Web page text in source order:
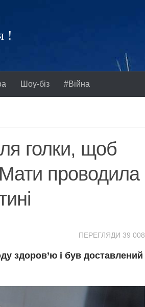
!
Шоу-біз #Війна
голки, щоб
Мати проводила
ПЕРЕГЛЯДИ 39 008
здоров’ю і був доставлений